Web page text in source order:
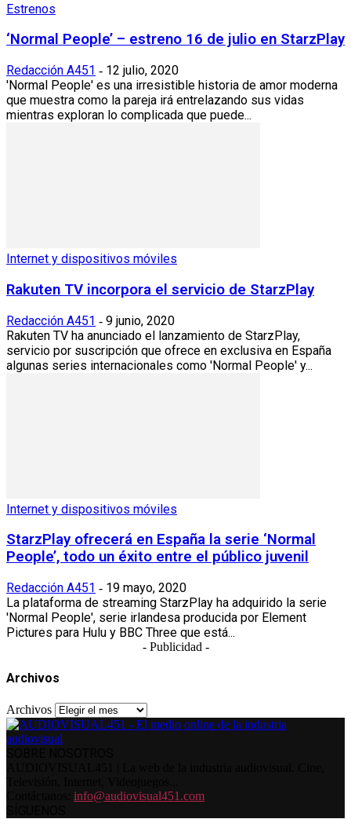
Estrenos
‘Normal People’ – estreno 16 de julio en StarzPlay
Redacción A451 - 12 julio, 2020
'Normal People' es una irresistible historia de amor moderna
que muestra como la pareja irá entrelazando sus vidas
mientras exploran lo complicada que puede...
Internet y dispositivos móviles
Rakuten TV incorpora el servicio de StarzPlay
Redacción A451 - 9 junio, 2020
Rakuten TV ha anunciado el lanzamiento de StarzPlay,
servicio por suscripción que ofrece en exclusiva en España
algunas series internacionales como 'Normal People' y...
Internet y dispositivos móviles
StarzPlay ofrecerá en España la serie ‘Normal
People’, todo un éxito entre el público juvenil
Redacción A451 - 19 mayo, 2020
La plataforma de streaming StarzPlay ha adquirido la serie
'Normal People', serie irlandesa producida por Element
Pictures para Hulu y BBC Three que está...
- Publicidad -
Archivos
Archivos
info@audiovisual451.com